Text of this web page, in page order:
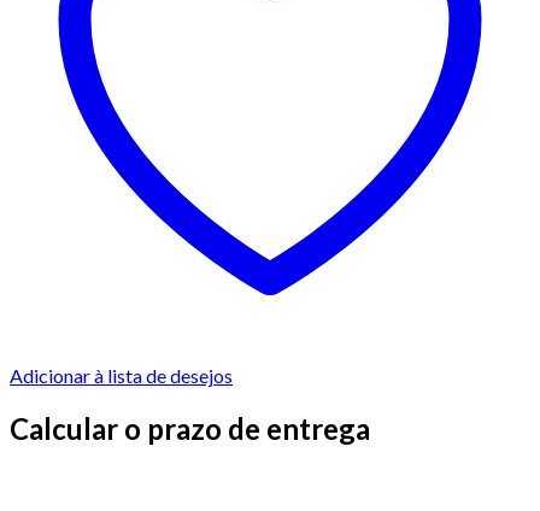
Adicionar à lista de desejos
Calcular o prazo de entrega